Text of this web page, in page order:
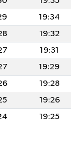
19:34
19:32
19:31
19:29
19:28
19:26
19:25